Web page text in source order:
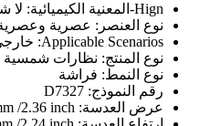
Hign-المعنية الكيميائية:
لا
نوع العنصر: عصرية
Applicable Scenarios:
نوع المنتج: نظارات
نوع النمط: فراشة
رقم النموذج: D7327
عرض العدسة: /2.36 inch